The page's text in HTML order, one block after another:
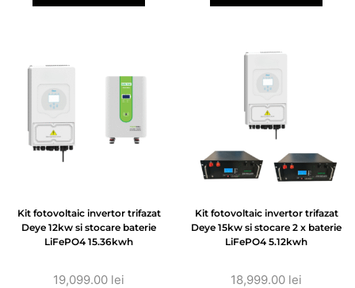
Kit fotovoltaic invertor trifazat
Deye 12kw si stocare baterie
LiFePO4 15.36kwh
19,099.00 lei
Kit fotovoltaic invertor trifazat
Deye 15kw si stocare 2 x baterie
LiFePO4 5.12kwh
18,999.00 lei